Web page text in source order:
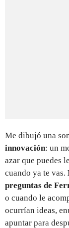
Me dibujó una
innovación: un
azar que puedes
cuando ya te vas.
preguntas de
o cuando le
ocurrían ideas,
apuntar para